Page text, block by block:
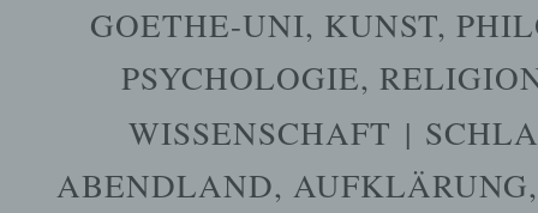
GOETHE-UNI, KUNST,
PSYCHOLOGIE,
WISSENSCHAFT |
ABENDLAND, AUFKLÄRUNG